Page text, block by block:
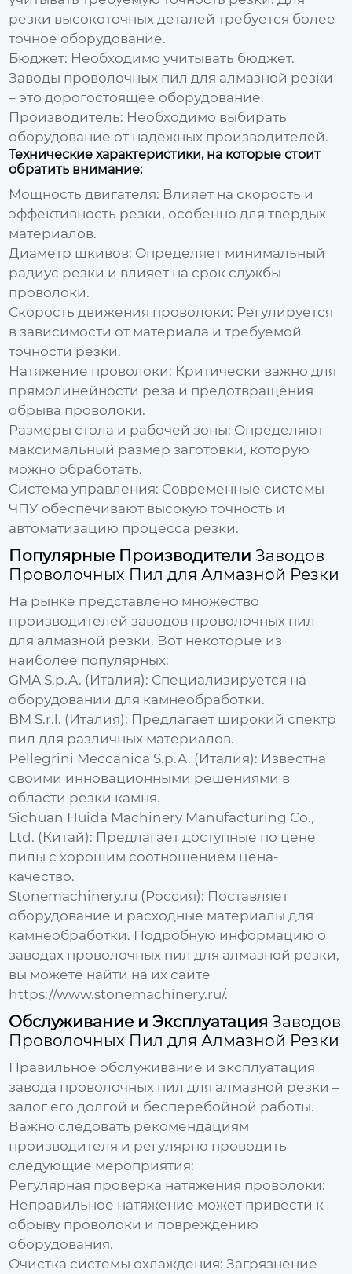
резки высокоточных деталей требуется более
точное оборудование.
Бюджет: Необходимо учитывать бюджет.
Заводы проволочных пил для алмазной резки
– это дорогостоящее оборудование.
Производитель: Необходимо выбирать
оборудование от надежных производителей.
Технические характеристики, на которые стоит
обратить внимание:
Мощность двигателя: Влияет на скорость и
эффективность резки, особенно для твердых
материалов.
Диаметр шкивов: Определяет минимальный
радиус резки и влияет на срок службы
проволоки.
Скорость движения проволоки: Регулируется
в зависимости от материала и требуемой
точности резки.
Натяжение проволоки: Критически важно для
прямолинейности реза и предотвращения
обрыва проволоки.
Размеры стола и рабочей зоны: Определяют
максимальный размер заготовки, которую
можно обработать.
Система управления: Современные системы
ЧПУ обеспечивают высокую точность и
автоматизацию процесса резки.
Популярные Производители Заводов
Проволочных Пил для Алмазной Резки
На рынке представлено множество
производителейзаводов проволочных пил
для алмазной резки. Вот некоторые из
наиболее популярных:
GMA S.p.A. (Италия): Специализируется на
оборудовании для камнеобработки.
BM S.r.l. (Италия): Предлагает широкий спектр
пил для различных материалов.
Pellegrini Meccanica S.p.A. (Италия): Известна
своими инновационными решениями в
области резки камня.
Sichuan Huida Machinery Manufacturing Co.,
Ltd. (Китай): Предлагает доступные по цене
пилы с хорошим соотношением цена-
качество.
Stonemachinery.ru (Россия): Поставляет
оборудование и расходные материалы для
камнеобработки. Подробную информацию о
заводах проволочных пил для алмазной резки,
вы можете найти на их сайте
https://www.stonemachinery.ru/.
Обслуживание и Эксплуатация Заводов
Проволочных Пил для Алмазной Резки
Правильное обслуживание и эксплуатация
завода проволочных пил для алмазной резки –
залог его долгой и бесперебойной работы.
Важно следовать рекомендациям
производителя и регулярно проводить
следующие мероприятия:
Регулярная проверка натяжения проволоки:
Неправильное натяжение может привести к
обрыву проволоки и повреждению
оборудования.
Очистка системы охлаждения: Загрязнение